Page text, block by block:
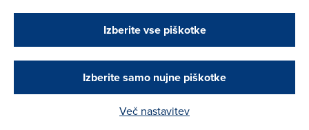
Zapri
Podarjamo vam 10 €!
Obstoječi in novi AMZS člani, ki boste v AMZS
opravili registracijo vozila, boste prejeli
vrednostno darilno kartico z dobroimetjem v višini
Kako do darila?
Pravno obvestilo
Pri spletni včlanitvi so podprta naslednja plačilna sredstva:
Izberite vse piškotke
Izberite samo nujne piškotke
Več nastavitev